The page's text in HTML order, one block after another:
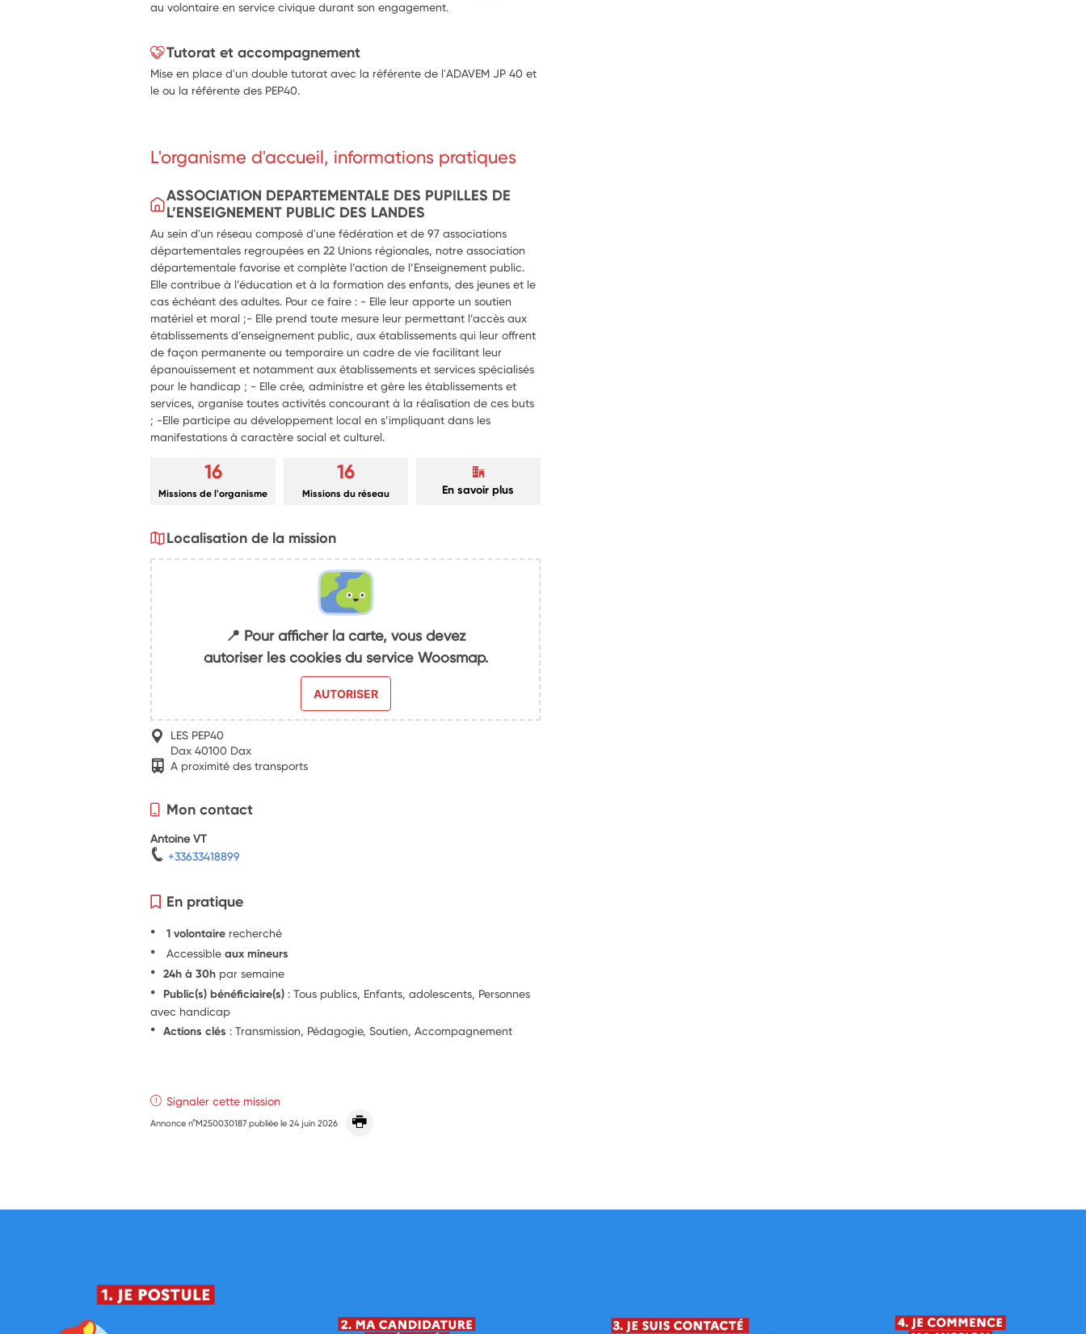
au volontaire en service civique durant son engagement.
Tutorat et accompagnement
Mise en place d'un double tutorat avec la référente de l'ADAVEM JP 40 et
le ou la référente des PEP40.
L'organisme d'accueil, informations pratiques
ASSOCIATION DEPARTEMENTALE DES PUPILLES DE
L’ENSEIGNEMENT PUBLIC DES LANDES
Au sein d'un réseau composé d'une fédération et de 97 associations
départementales regroupées en 22 Unions régionales, notre association
départementale favorise et complète l’action de l’Enseignement public.
Elle contribue à l’éducation et à la formation des enfants, des jeunes et le
cas échéant des adultes. Pour ce faire : - Elle leur apporte un soutien
matériel et moral ; ​- Elle prend toute mesure leur permettant l’accès aux
établissements d’enseignement public, aux établissements qui leur offrent
de façon permanente ou temporaire un cadre de vie facilitant leur
épanouissement et notamment aux établissements et services spécialisés
pour le handicap ; - Elle crée, administre et gère les établissements et
services, organise toutes activités concourant à la réalisation de ces buts
; -Elle participe au développement local en s’impliquant dans les
manifestations à caractère social et culturel.
16
Missions de l'organisme
16
Missions du réseau En savoir plus
Localisation de la mission
📍 Pour afficher la carte, vous devez
autoriser les cookies du service Woosmap.
AUTORISER
LES PEP40
Dax 40100 Dax
A proximité des transports
Mon contact
Antoine VT
+33633418899
En pratique
1 volontaire recherché
Accessibleaux mineurs
24h à 30h par semaine
Public(s) bénéficiaire(s) : Tous publics, Enfants, adolescents, Personnes
avec handicap
Actions clés : Transmission, Pédagogie, Soutien, Accompagnement
Signaler cette mission
Annonce n°M250030187 publiée le24 juin 2026